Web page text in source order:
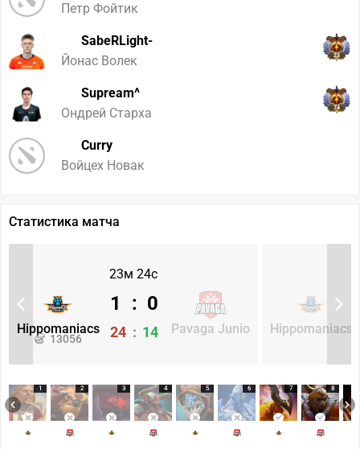
Петр Фойтик
SabeRLight-
Йонас Волек
23
Supream^
Ондрей Старха
74
Curry
Войцех Новак
Статистика матча
23м 24с
Hippomaniacs
13056
Pavaga Junio
1 : 0
24 : 14 Hippomaniacs
1 2 3 4 5 6 7 8